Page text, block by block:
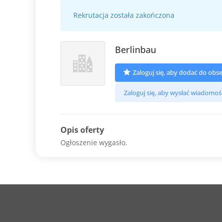
Rekrutacja została zakończona
Berlinbau
Zaloguj się, aby dodać do
Zaloguj się, aby wysłać
Opis oferty
Ogłoszenie wygasło.